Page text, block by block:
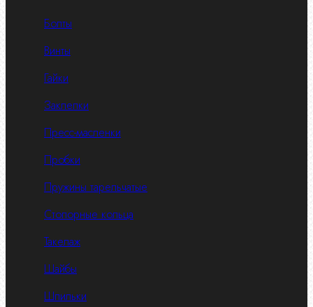
Болты
Винты
Гайки
Заклепки
Пресс-масленки
Пробки
Пружины тарельчатые
Стопорные кольца
Такелаж
Шайбы
Шпильки